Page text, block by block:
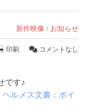
新作映像 / お知らせ
印刷 コメントなし
です♪
ルメス文書：ポイ